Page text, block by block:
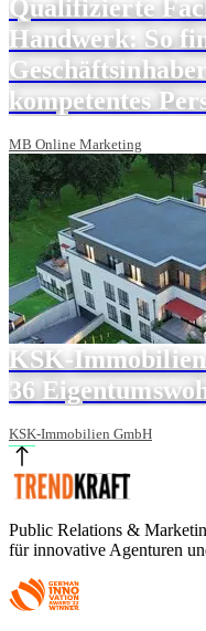
Qualifizierte
Handwerk: So
kompetentes
MB Online Marketing
KSK-
36
KSK-Immobilien GmbH
Public Relations &
für innovative Agenturen